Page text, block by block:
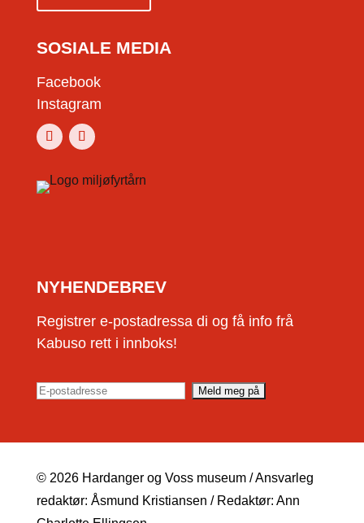
SOSIALE MEDIA
Facebook
Instagram
NYHENDEBREV
Registrer e-postadressa di og få info frå
Kabuso rett i innboks!
© 2026 Hardanger og Voss museum / Ansvarleg
redaktør: Åsmund Kristiansen / Redaktør: Ann